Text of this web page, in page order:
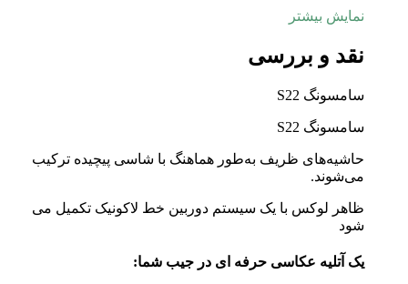
نمایش بیشتر
نقد و بررسی
سامسونگ S22
سامسونگ S22
حاشیه‌های ظریف به‌طور هماهنگ با شاسی پیچیده ترکیب
می‌شوند.
ظاهر لوکس با یک سیستم دوربین خط لاکونیک تکمیل می
شود
یک آتلیه عکاسی حرفه ای در جیب شما: